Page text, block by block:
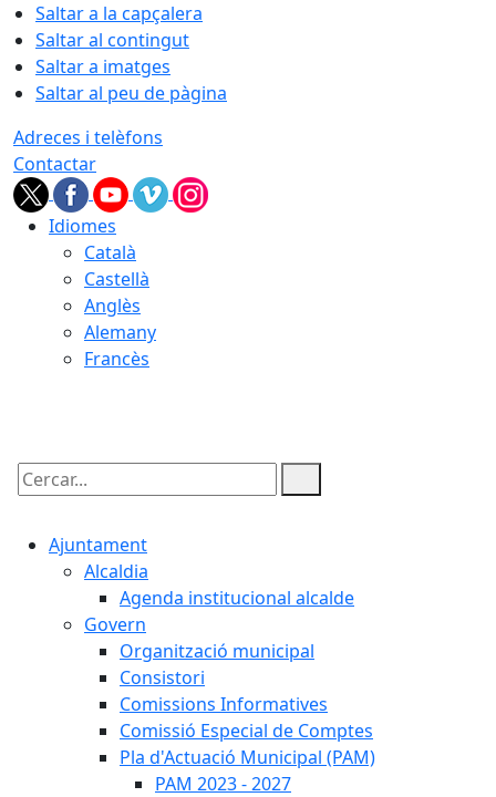
Saltar a la capçalera
Saltar al contingut
Saltar a imatges
Saltar al peu de pàgina
Adreces i telèfons
Contactar
Idiomes
Català
Castellà
Anglès
Alemany
Francès
Cercar:
Ajuntament
Alcaldia
Agenda institucional alcalde
Govern
Organització municipal
Consistori
Comissions Informatives
Comissió Especial de Comptes
Pla d'Actuació Municipal (PAM)
PAM 2023 - 2027